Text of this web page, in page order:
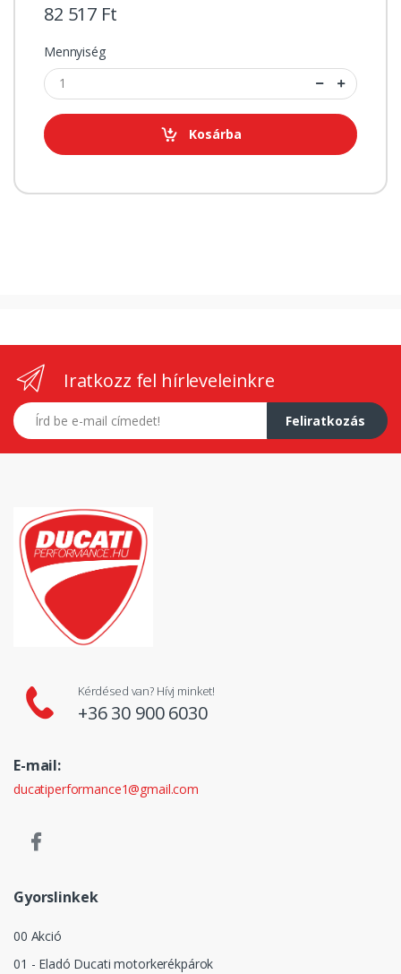
82 517 Ft
Mennyiség
Kosárba
Iratkozz fel hírleveleinkre
E-mail címed
Feliratkozás
Kérdésed van? Hívj minket!
+36 30 900 6030
E-mail:
ducatiperformance1@gmail.com
Gyorslinkek
00 Akció
01 - Eladó Ducati motorkerékpárok